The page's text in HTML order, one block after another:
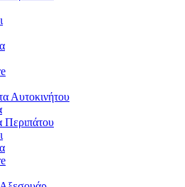
Αυτοκινήτου
Περιπάτου